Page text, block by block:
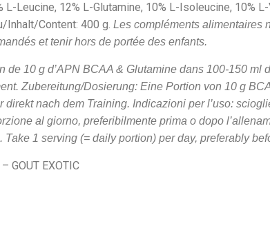
L-Leucine, 12% L-Glutamine, 10% L-Isoleucine, 10%
Inhalt/Content: 400 g. Les compléments alimentaires
et tenir hors de portée des enfants.
de 10 g d’APN BCAA & Glutamine dans 100-150
Zubereitung/Dosierung: Eine Portion von 10 g
direkt nach dem Training. Indicazioni per l’uso:
al giorno, preferibilmente prima o dopo
Take 1 serving (= daily portion) per day, preferably
GOUT EXOTIC